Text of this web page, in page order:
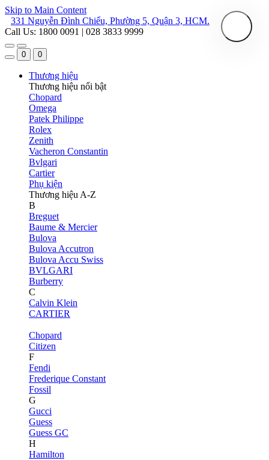
Skip to Main Content
331 Nguyễn Đình Chiểu, Phường 5, Quận 3, HCM.
Call Us: 1800 0091 | 028 3833 9999
0 0
Thương hiệu
Thương hiệu nổi bật
Chopard
Omega
Patek Philippe
Rolex
Zenith
Vacheron Constantin
Bvlgari
Cartier
Phụ kiện
Thương hiệu A-Z
B
Breguet
Baume & Mercier
Bulova
Bulova Accutron
Bulova Accu Swiss
BVLGARI
Burberry
C
Calvin Klein
CARTIER
Chopard
Citizen
F
Fendi
Frederique Constant
Fossil
G
Gucci
Guess
Guess GC
H
Hamilton